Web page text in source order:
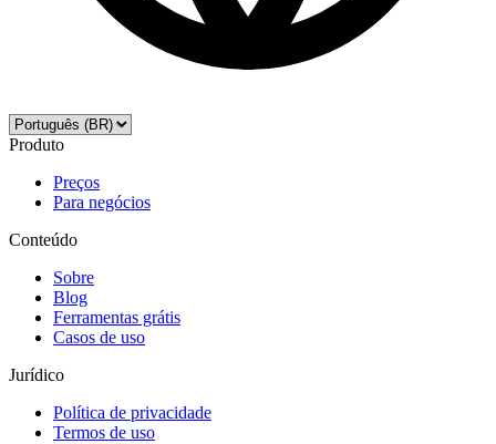
Produto
Preços
Para negócios
Conteúdo
Sobre
Blog
Ferramentas grátis
Casos de uso
Jurídico
Política de privacidade
Termos de uso